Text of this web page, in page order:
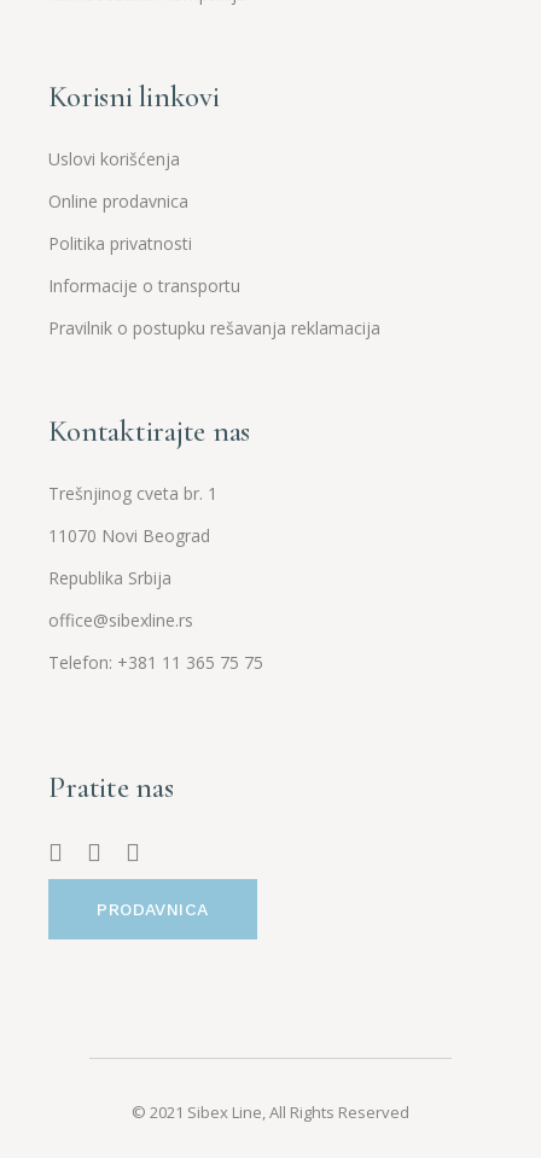
Korisni linkovi
Uslovi korišćenja
Online prodavnica
Politika privatnosti
Informacije o transportu
Pravilnik o postupku rešavanja reklamacija
Kontaktirajte nas
Trešnjinog cveta br. 1
11070 Novi Beograd
Republika Srbija
office@sibexline.rs
Telefon: +381 11 365 75 75
Pratite nas
PRODAVNICA
© 2021 Sibex Line, All Rights Reserved